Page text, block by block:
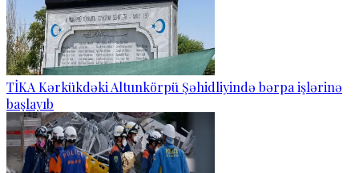
TİKA Kərkükdəki Altunkörpü Şəhidliyində bərpa işlərinə
başlayıb